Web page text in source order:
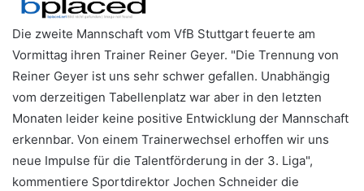
Die zweite Mannschaft vom VfB Stuttgart feuerte am
Vormittag ihren Trainer Reiner Geyer. "Die Trennung von
Reiner Geyer ist uns sehr schwer gefallen. Unabhängig
vom derzeitigen Tabellenplatz war aber in den letzten
Monaten leider keine positive Entwicklung der Mannschaft
erkennbar. Von einem Trainerwechsel erhoffen wir uns
neue Impulse für die Talentförderung in der 3. Liga",
kommentiere Sportdirektor Jochen Schneider die